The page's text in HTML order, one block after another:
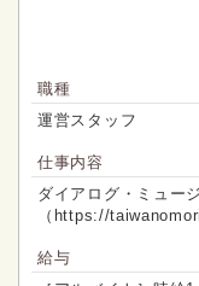
職種
運営スタッフ
仕事内容
ダイアログ・ミュー
（https://
給与